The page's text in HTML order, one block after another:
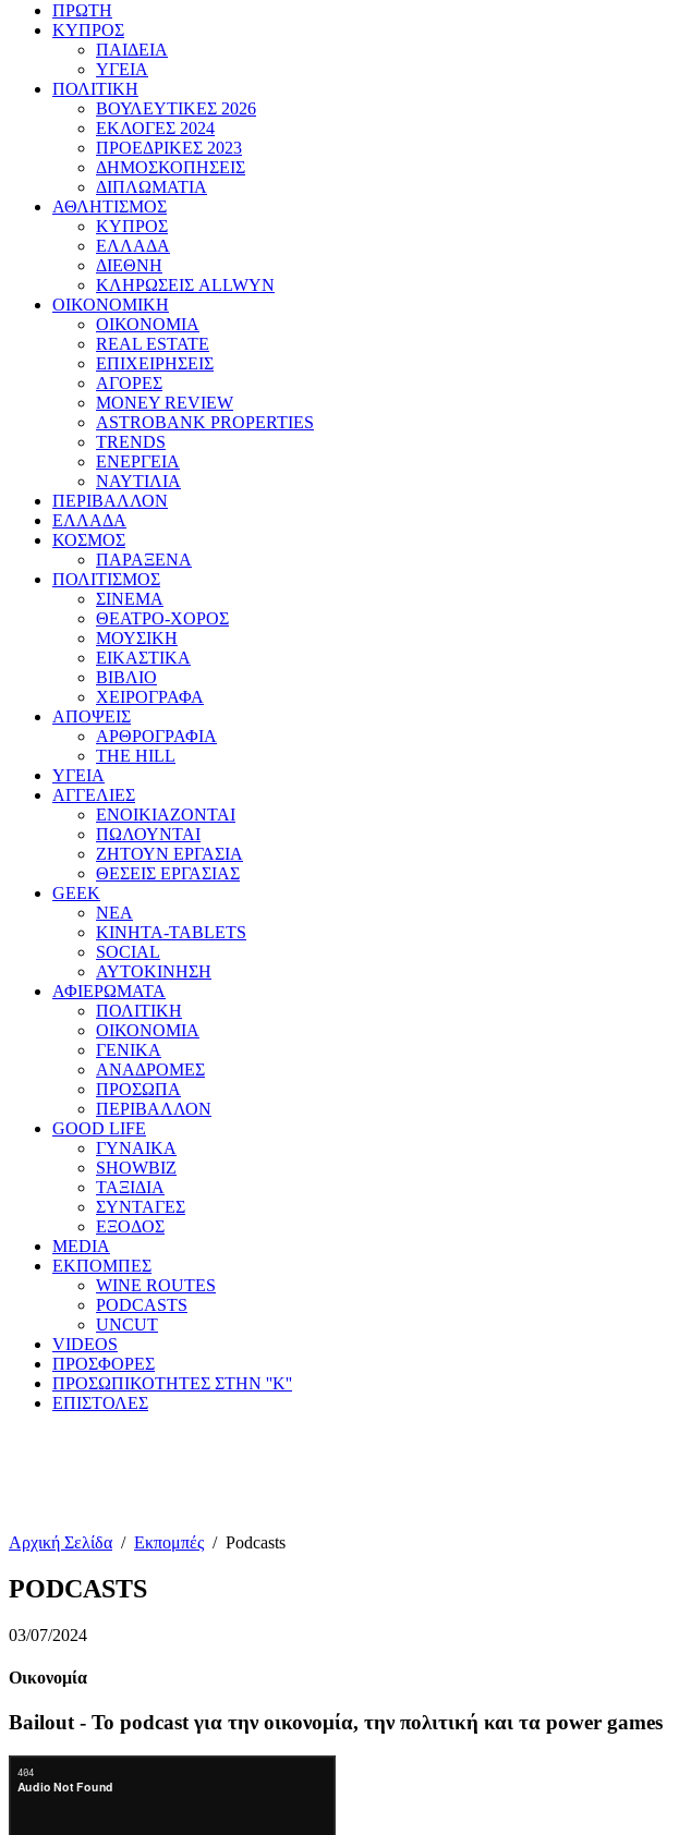
ΠΡΩΤΗ
ΚΥΠΡΟΣ
ΠΑΙΔΕΙΑ
ΥΓΕΙΑ
ΠΟΛΙΤΙΚΗ
ΒΟΥΛΕΥΤΙΚΕΣ 2026
ΕΚΛΟΓΕΣ 2024
ΠΡΟΕΔΡΙΚΕΣ 2023
ΔΗΜΟΣΚΟΠΗΣΕΙΣ
ΔΙΠΛΩΜΑΤΙΑ
ΑΘΛΗΤΙΣΜΟΣ
ΚΥΠΡΟΣ
ΕΛΛΑΔΑ
ΔΙΕΘΝΗ
ΚΛΗΡΩΣΕΙΣ ALLWYN
ΟΙΚΟΝΟΜΙΚΗ
ΟΙΚΟΝΟΜΙΑ
REAL ESTATE
ΕΠΙΧΕΙΡΗΣΕΙΣ
ΑΓΟΡΕΣ
MONEY REVIEW
ASTROBANK PROPERTIES
TRENDS
ΕΝΕΡΓΕΙΑ
ΝΑΥΤΙΛΙΑ
ΠΕΡΙΒΑΛΛΟΝ
ΕΛΛΑΔΑ
ΚΟΣΜΟΣ
ΠΑΡΑΞΕΝΑ
ΠΟΛΙΤΙΣΜΟΣ
ΣΙΝΕΜΑ
ΘΕΑΤΡΟ-ΧΟΡΟΣ
ΜΟΥΣΙΚΗ
ΕΙΚΑΣΤΙΚΑ
ΒΙΒΛΙΟ
ΧΕΙΡΟΓΡΑΦΑ
ΑΠΟΨΕΙΣ
ΑΡΘΡΟΓΡΑΦΙΑ
THE HILL
ΥΓΕΙΑ
ΑΓΓΕΛΙΕΣ
ΕΝΟΙΚΙΑΖΟΝΤΑΙ
ΠΩΛΟΥΝΤΑΙ
ΖΗΤΟΥΝ ΕΡΓΑΣΙΑ
ΘΕΣΕΙΣ ΕΡΓΑΣΙΑΣ
GEEK
ΝΕΑ
ΚΙΝΗΤΑ-TABLETS
SOCIAL
ΑΥΤΟΚΙΝΗΣΗ
ΑΦΙΕΡΩΜΑΤΑ
ΠΟΛΙΤΙΚΗ
ΟΙΚΟΝΟΜΙΑ
ΓΕΝΙΚΑ
ΑΝΑΔΡΟΜΕΣ
ΠΡΟΣΩΠΑ
ΠΕΡΙΒΑΛΛΟΝ
GOOD LIFE
ΓΥΝΑΙΚΑ
SHOWBIZ
ΤΑΞΙΔΙΑ
ΣΥΝΤΑΓΕΣ
ΕΞΟΔΟΣ
MEDIA
ΕΚΠΟΜΠΕΣ
WINE ROUTES
PODCASTS
UNCUT
VIDEOS
ΠΡΟΣΦΟΡΕΣ
ΠΡΟΣΩΠΙΚΟΤΗΤΕΣ ΣΤΗΝ ''Κ''
ΕΠΙΣΤΟΛΕΣ
Αρχική Σελίδα / Εκπομπές / Podcasts
PODCASTS
03/07/2024
Οικονομία
Bailout - Το podcast για την οικονομία, την πολιτική και τα power games